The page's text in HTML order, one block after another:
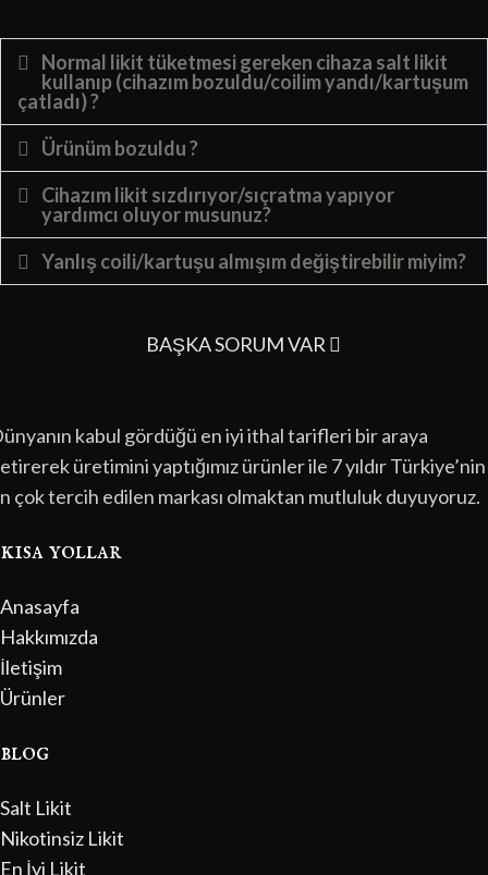
Normal likit tüketmesi gereken cihaza salt likit
kullanıp (cihazım bozuldu/coilim yandı/kartuşum
çatladı) ?
Ürünüm bozuldu ?
Cihazım likit sızdırıyor/sıçratma yapıyor
yardımcı oluyor musunuz?
Yanlış coili/kartuşu almışım değiştirebilir miyim?
BAŞKA SORUM VAR
kabul gördüğü en iyi ithal tarifleri bir araya
üretimini yaptığımız ürünler ile 7 yıldır Türkiye’nin
çok tercih edilen markası olmaktan mutluluk duyuyoruz.
kısa yollar
Anasayfa
Hakkımızda
İletişim
Ürünler
blog
Salt Likit
Nikotinsiz Likit
En İyi Likit